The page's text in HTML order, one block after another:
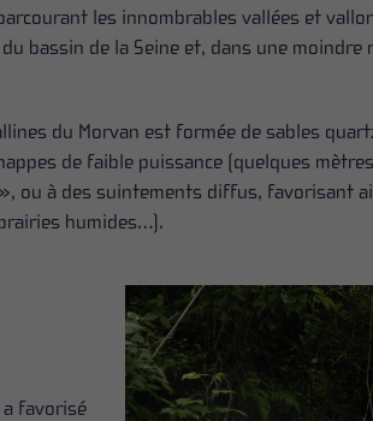
les innombrables vallées et
bassin de la Seine et, dans une moindre
du Morvan est formée de sables
de faible puissance (quelques
ou à des suintements diffus, favorisant
humides…).
favorisé